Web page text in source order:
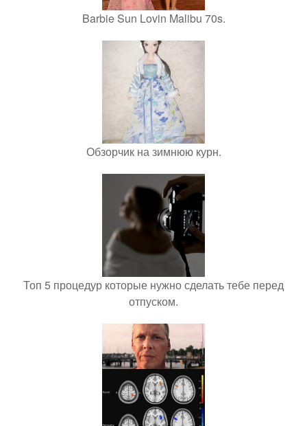
Barbie Sun Lovin Malibu 70s.
Обзорчик на зимнюю курн.
Топ 5 процедур которые нужно сделать тебе перед
отпуском.